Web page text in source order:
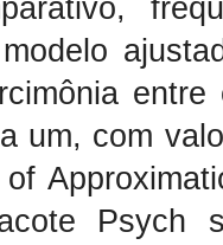
um, com
of
Psych